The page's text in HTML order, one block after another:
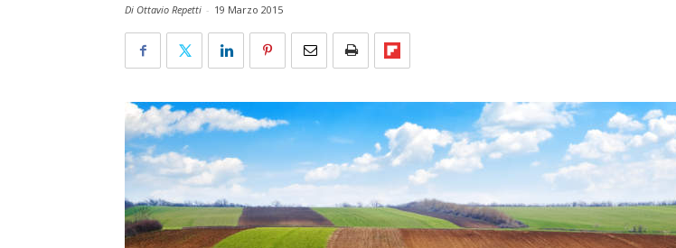
Di Ottavio Repetti - 19 Marzo 2015